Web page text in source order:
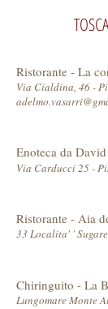
Ristorante - La
Via Cialdina, 46 -
Enoteca da David
Via Carducci 25 -
Ristorante - Aia
33 Localita' '
Chiringuito - La
Lungomare Monte